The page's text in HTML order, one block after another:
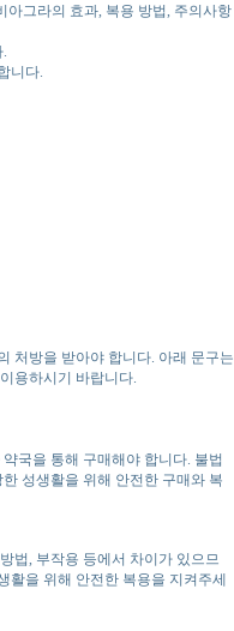
그라의 효과, 복용 방법, 주의사항
니다.
처방을 받아야 합니다. 아래 문구는
용하시기 바랍니다.
국을 통해 구매해야 합니다. 불법
성생활을 위해 안전한 구매와 복
법, 부작용 등에서 차이가 있으므
활을 위해 안전한 복용을 지켜주세